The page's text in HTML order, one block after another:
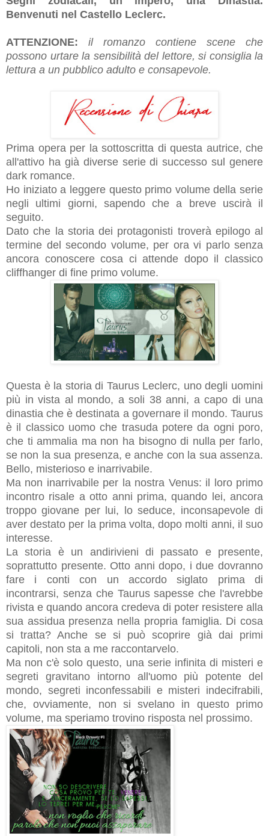
Benvenuti nel Castello Leclerc.
ATTENZIONE: il romanzo contiene scene che
possono urtare la sensibilità del lettore, si consiglia la
lettura a un pubblico adulto e consapevole.
Prima opera per la sottoscritta di questa autrice, che
all'attivo ha già diverse serie di successo sul genere
dark romance.
Ho iniziato a leggere questo primo volume della serie
negli ultimi giorni, sapendo che a breve uscirà il
seguito.
Dato che la storia dei protagonisti troverà epilogo al
termine del secondo volume, per ora vi parlo senza
ancora conoscere cosa ci attende dopo il classico
cliffhanger di fine primo volume.
Questa è la storia di Taurus Leclerc, uno degli uomini
più in vista al mondo, a soli 38 anni, a capo di una
dinastia che è destinata a governare il mondo. Taurus
è il classico uomo che trasuda potere da ogni poro,
che ti ammalia ma non ha bisogno di nulla per farlo,
se non la sua presenza, e anche con la sua assenza.
Bello, misterioso e inarrivabile.
Ma non inarrivabile per la nostra Venus: il loro primo
incontro risale a otto anni prima, quando lei, ancora
troppo giovane per lui, lo seduce, inconsapevole di
aver destato per la prima volta, dopo molti anni, il suo
interesse.
La storia è un andirivieni di passato e presente,
soprattutto presente. Otto anni dopo, i due dovranno
fare i conti con un accordo siglato prima di
incontrarsi, senza che Taurus sapesse che l'avrebbe
rivista e quando ancora credeva di poter resistere alla
sua assidua presenza nella propria famiglia. Di cosa
si tratta? Anche se si può scoprire già dai primi
capitoli, non sta a me raccontarvelo.
Ma non c'è solo questo, una serie infinita di misteri e
segreti gravitano intorno all'uomo più potente del
mondo, segreti inconfessabili e misteri indecifrabili,
che, ovviamente, non si svelano in questo primo
volume, ma speriamo trovino risposta nel prossimo.